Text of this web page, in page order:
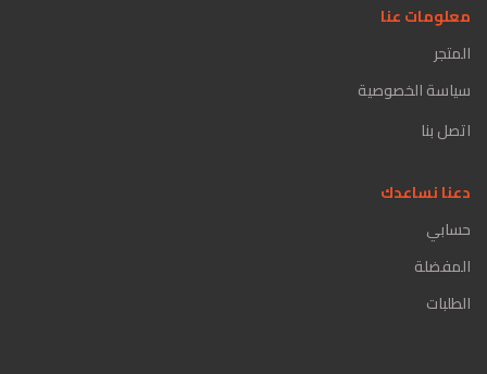
معلومات عنا
المتجر
سياسة الخصوصية
اتصل بنا
دعنا نساعدك
حسابي
المفضلة
الطلبات